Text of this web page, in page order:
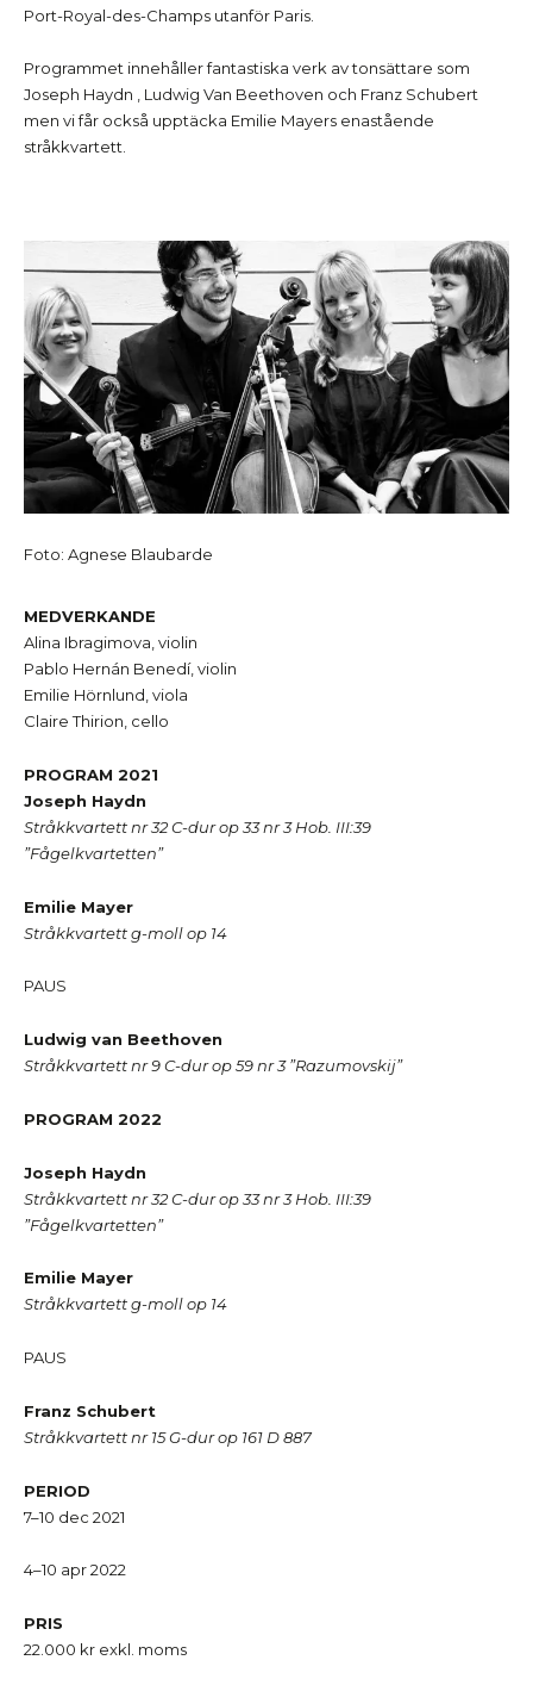
Port-Royal-des-Champs utanför Paris.
Programmet innehåller fantastiska verk av tonsättare som
Joseph Haydn , Ludwig Van Beethoven och Franz Schubert
men vi får också upptäcka Emilie Mayers enastående
stråkkvartett.
Foto: Agnese Blaubarde
MEDVERKANDE
Alina Ibragimova, violin
Pablo Hernán Benedí, violin
Emilie Hörnlund, viola
Claire Thirion, cello
PROGRAM 2021
Joseph Haydn
Stråkkvartett nr 32 C-dur op 33 nr 3 Hob. III:39
”Fågelkvartetten”
Emilie Mayer
Stråkkvartett g-moll op 14
PAUS
Ludwig van Beethoven
Stråkkvartett nr 9 C-dur op 59 nr 3 ”Razumovskij”
PROGRAM 2022
Joseph Haydn
Stråkkvartett nr 32 C-dur op 33 nr 3 Hob. III:39
”Fågelkvartetten”
Emilie Mayer
Stråkkvartett g-moll op 14
PAUS
Franz Schubert
Stråkkvartett nr 15 G-dur op 161 D 887
PERIOD
7–10 dec 2021
4–10 apr 2022
PRIS
22.000 kr exkl. moms